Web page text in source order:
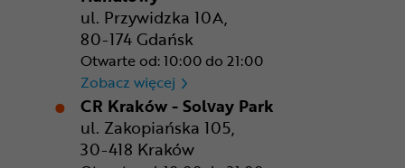
ul. Przywidzka 10A,
80-174 Gdańsk
Otwarte od: 10:00 do 21:00
Zobacz więcej CR Gdańsk - Morski Park
CR Kraków - Solvay Park
ul. Zakopiańska 105,
30-418 Kraków